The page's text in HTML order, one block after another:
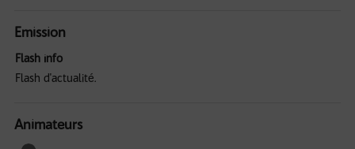
Emission
Flash info
Flash d'actualité.
Animateurs